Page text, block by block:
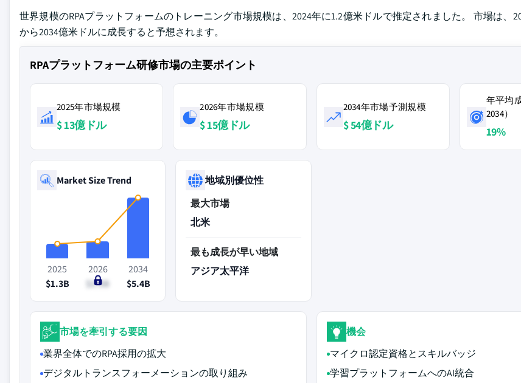
世界規模のRPAプラットフォームのトレーニング市場規模は、2024年に1.2億米ドルで推定されました。 市場は、
から2034億米ドルに成長すると予想されます。
RPAプラットフォーム研修市場の主要ポイント
2025年市場規模
$ 13億ドル
2026年市場規模
$ 15億ドル
2034年市場予測規模
$ 54億ドル
年平均
2034）
19%
Market Size Trend
2025
$1.3B
2026
$1.5B
2034
$5.4B
地域別優位性
最大市場
北米
最も成長が早い地域
アジア太平洋
市場を牽引する要因
業界全体でのRPA採用の拡大
デジタルトランスフォーメーションの取り組み
機会
マイクロ認定資格とスキルバッジ
学習プラットフォームへのAI統合